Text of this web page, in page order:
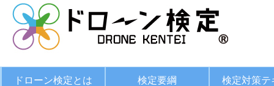
ドローン検定とは 検定要綱 検定対策テ